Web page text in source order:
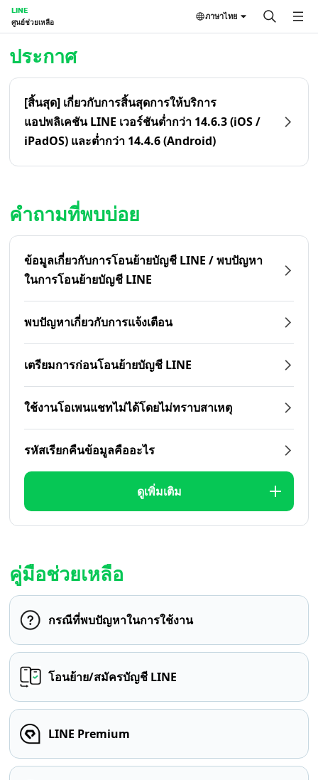
LINE
ศูนย์ช่วยเหลือ
ภาษาไทย
ประกาศ
[สิ้นสุด] เกี่ยวกับการสิ้นสุดการให้บริการ
แอปพลิเคชัน LINE เวอร์ชันต่ำกว่า 14.6.3 (iOS /
iPadOS) และต่ำกว่า 14.4.6 (Android)
คำถามที่พบบ่อย
ข้อมูลเกี่ยวกับการโอนย้ายบัญชี LINE / พบปัญหา
ในการโอนย้ายบัญชี LINE
พบปัญหาเกี่ยวกับการแจ้งเตือน
เตรียมการก่อนโอนย้ายบัญชี LINE
ใช้งานโอเพนแชทไม่ได้โดยไม่ทราบสาเหตุ
รหัสเรียกคืนข้อมูลคืออะไร
ดูเพิ่มเติม
คู่มือช่วยเหลือ
กรณีที่พบปัญหาในการใช้งาน
โอนย้าย/สมัครบัญชี LINE
LINE Premium